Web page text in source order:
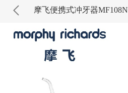
摩飞便携式冲牙器MF108N